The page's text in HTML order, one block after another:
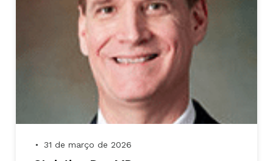
● 31 de março de 2026